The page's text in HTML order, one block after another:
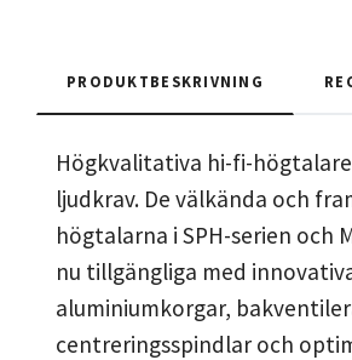
PRODUKTBESKRIVNING
Högkvalitativa hi-fi-
ljudkrav. De välkända och
högtalarna i SPH-serien och
nu tillgängliga med
aluminiumkorgar,
centreringsspindlar och